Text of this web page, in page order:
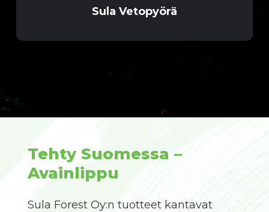
Sula Vetopyörä
Tehty Suomessa –
Avainlippu
Sula Forest Oy:n tuotteet kantavat